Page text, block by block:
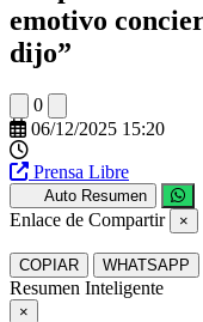
emotivo
dijo”
0
06/12/2025 15:20
Prensa Libre
Auto Resumen
Enlace de Compartir ×
COPIAR WHATSAPP
Resumen Inteligente
×